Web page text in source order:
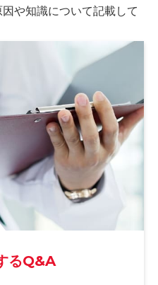
因や知識について記載して
るQ&A